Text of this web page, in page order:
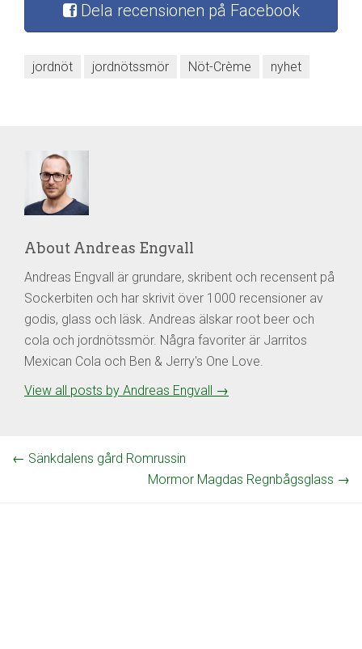
Dela recensionen på Facebook
jordnöt jordnötssmör Nöt-Crème nyhet
About Andreas Engvall
Andreas Engvall är grundare, skribent och recensent på
Sockerbiten och har skrivit över 1000 recensioner av
godis, glass och läsk. Andreas älskar root beer och
cola och jordnötssmör. Några favoriter är Jarritos
Mexican Cola och Ben & Jerry's One Love.
View all posts by Andreas Engvall
→
← Sänkdalens gård Romrussin
Mormor Magdas Regnbågsglass →